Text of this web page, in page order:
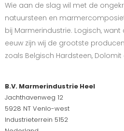
Wie aan de slag wil met de
natuursteen en
bij Marmerindustrie. Logisch,
eeuw zijn wij de grootste
zoals Belgisch Hardsteen,
B.V. Marmerindustrie Heel
Jachthavenweg 12
5928 NT Venlo-west
Industrieterrein 5152